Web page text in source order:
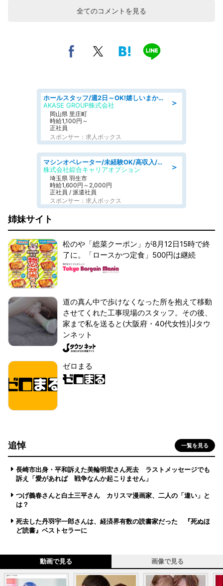
全てのコメントを見る
＞
ホールスタッフ/週2日～OK!嬉しいまかない付き/岡山県/浅口郡里庄町
AKASE GROUP株式会社
岡山県 里庄町
時給1,100円～
正社員
スポンサー：求人ボックス
＞
マシンオペレーター/未経験OK/高収入/日払いOK/寮費無料/交替制
株式会社綜合キャリアオプション
埼玉県 羽生市
時給1,600円～2,000円
正社員 / 派遣社員
スポンサー：求人ボックス
姉妹サイト
松のや「総菜クーポン」が8月12日15時で終
了に。「ロースかつ定食」500円は継続
道の真ん中で歩けなくなった所を抱えて移動
させてくれた工事現場のスタッフ。その後、
家まで私を送ると(大阪府・40代女性)|Jタウ
ンネット
ゼロまる
追悼 一覧を見る
長崎市出身・平和訴えた美輪明宏さん死去 ラストメッセージでも
訴え「愛があれば 戦争なんか起こりません」
つげ義春さんと白土三平さん カリスマ漫画家、二人の「違い」と
は？
死去した丹羽宇一郎さんは、経済界有数の読書家だった 『死ぬほ
ど読書』ベストセラーに
動画で見る 画像で見る